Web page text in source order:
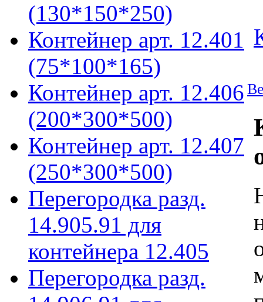
(130*150*250)
Контейнер арт. 12.401
(75*100*165)
Контейнер арт. 12.406
(200*300*500)
Контейнер арт. 12.407
(250*300*500)
Перегородка разд.
14.905.91 для
контейнера 12.405
Перегородка разд.